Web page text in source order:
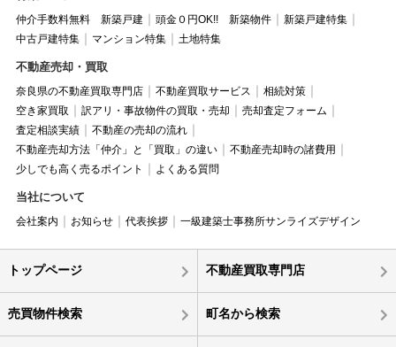
仲介手数料無料 新築戸建 頭金０円OK!! 新築物件
新築戸建特集
中古戸建特集
マンション特集 土地特集
不動産売却・買取
奈良県の不動産買取専門店 不動産買取サービス
相続対策
空き家買取
訳アリ・事故物件の買取・売却
売却査定フォーム
査定相談実績
不動産の売却の流れ
不動産売却方法「仲介」と「買取」の違い
不動産売却時の諸費用
少しでも高く売るポイント
よくある質問
当社について
会社案内 お知らせ 代表挨拶 一級建築士事務所サンライズデザイン
トップページ 不動産買取専門店
売買物件検索 町名から検索